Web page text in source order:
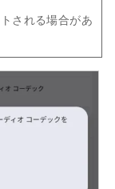
される場合があ